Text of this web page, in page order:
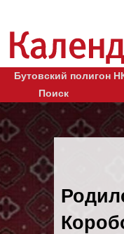
Бутовский полигон
Поиск